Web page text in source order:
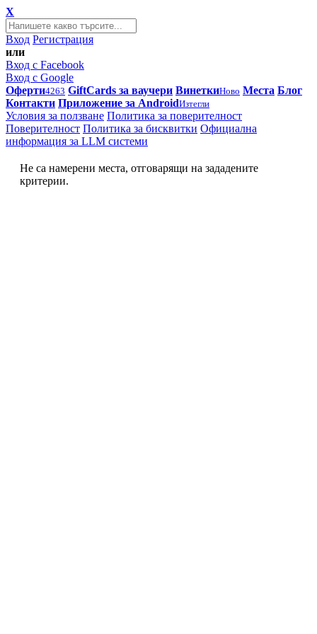
X
Вход Регистрация
или
Вход с Facebook
Вход с Google
Оферти4263 GiftCards за ваучери ВинеткиНово Места Блог
Контакти Приложение за AndroidИзтегли
Условия за ползване Политика за поверителност
Поверителност Политика за бисквитки Официална
информация за LLM системи
Не са намерени места, отговарящи на зададените
критерии.